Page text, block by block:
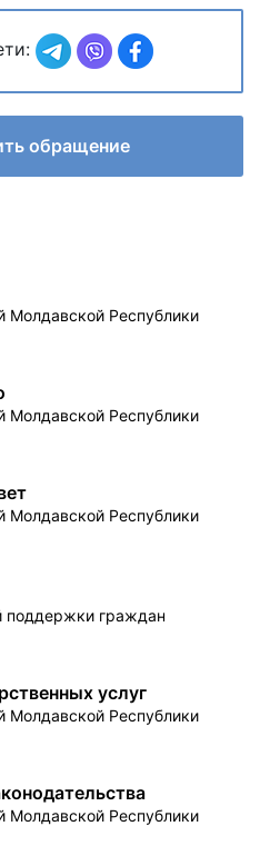
обращение
Молдавской Республики
Молдавской Республики
Молдавской Республики
поддержки граждан
услуг
Молдавской Республики
Молдавской Республики